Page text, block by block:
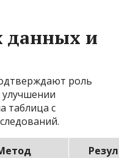
данных и
роль
улучшении
таблица с